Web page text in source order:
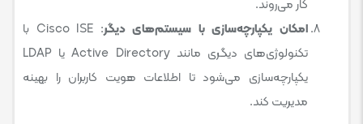
کار می‌روند.
امکان یکپارچه‌سازی با سیستم‌های دیگر
: Cisco ISE با
تکنولوژی‌های دیگری مانند Active Directory یا LDAP
یکپارچه‌سازی می‌شود تا اطلاعات هویت کاربران را بهینه
مدیریت کند.